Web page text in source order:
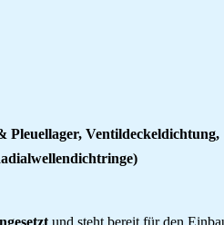
Pleuellager, Ventildeckeldichtung,